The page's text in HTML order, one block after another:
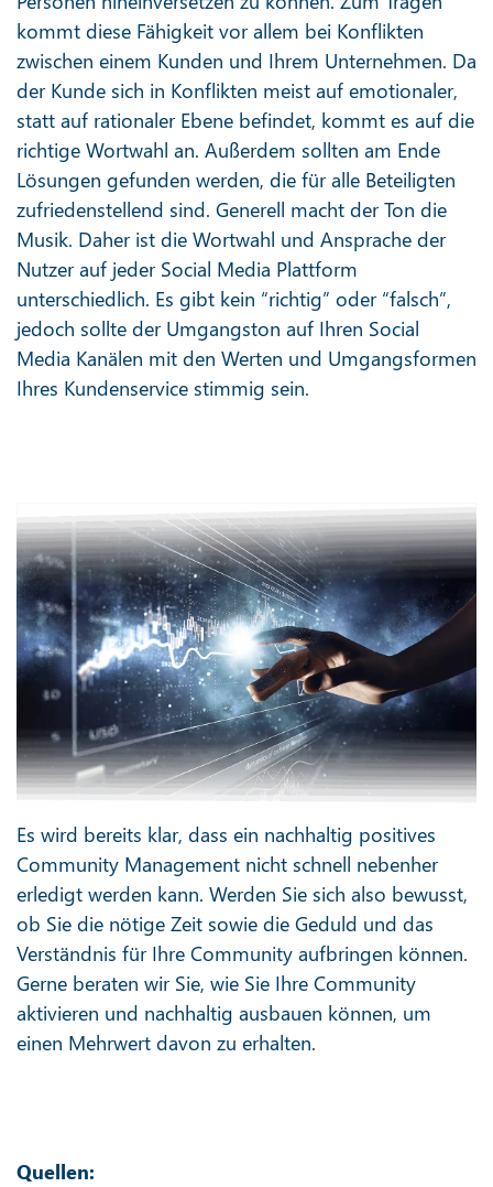
kommt diese Fähigkeit vor allem bei Konflikten
zwischen einem Kunden und Ihrem Unternehmen. Da
der Kunde sich in Konflikten meist auf emotionaler,
statt auf rationaler Ebene befindet, kommt es auf die
richtige Wortwahl an. Außerdem sollten am Ende
Lösungen gefunden werden, die für alle Beteiligten
zufriedenstellend sind. Generell macht der Ton die
Musik. Daher ist die Wortwahl und Ansprache der
Nutzer auf jeder Social Media Plattform
unterschiedlich. Es gibt kein “richtig” oder “falsch”,
jedoch sollte der Umgangston auf Ihren Social
Media Kanälen mit den Werten und Umgangsformen
Ihres Kundenservice stimmig sein.
Es wird bereits klar, dass ein nachhaltig positives
Community Management nicht schnell nebenher
erledigt werden kann. Werden Sie sich also bewusst,
ob Sie die nötige Zeit sowie die Geduld und das
Verständnis für Ihre Community aufbringen können.
Gerne beraten wir Sie, wie Sie Ihre Community
aktivieren und nachhaltig ausbauen können, um
einen Mehrwert davon zu erhalten.
Quellen: